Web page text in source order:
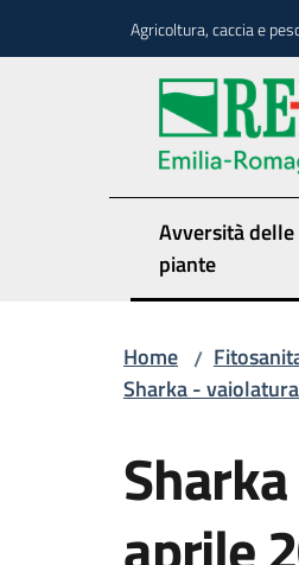
Agricoltura, caccia e
Avversità delle
piante
Home /
Sharka -